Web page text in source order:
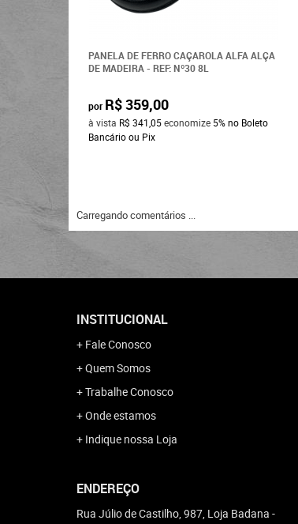
PANELA DE FERRO CAÇAROLA ALFA ALÇA
DE MADEIRA - REF: Nº30 8L
por R$ 359,00
à vista R$ 341,05economize 5%no Boleto
Bancário ou Pix
Carregando comentários ...
INSTITUCIONAL
Fale Conosco
Quem Somos
Trabalhe Conosco
Onde estamos
Indique nossa Loja
ENDEREÇO
Rua Júlio de Castilho, 987, Loja Badana -